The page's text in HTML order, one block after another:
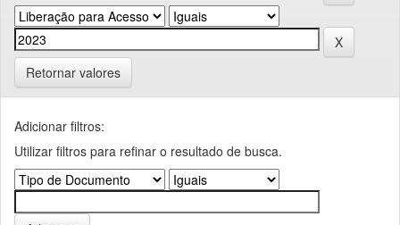
Retornar valores
Adicionar filtros:
Utilizar filtros para refinar o resultado de busca.